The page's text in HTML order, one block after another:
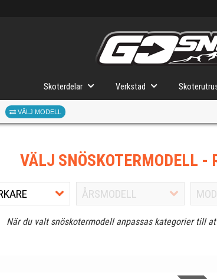
Skoterdelar Verkstad
VÄLJ MODELL
VÄLJ SNÖSKOTERMODELL -
När du valt snöskotermodell anpassas kategorier till